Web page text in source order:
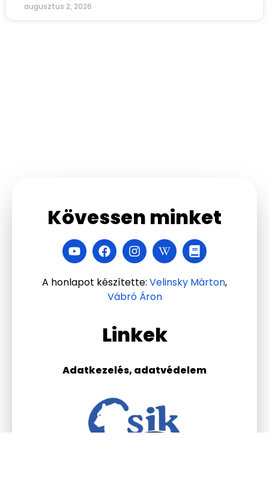
augusztus 2, 2026
Linkek
Adatkezelés, adatvédelem
Kövessen minket
A honlapot készítette: Velinsky Márton,
Vábró Áron